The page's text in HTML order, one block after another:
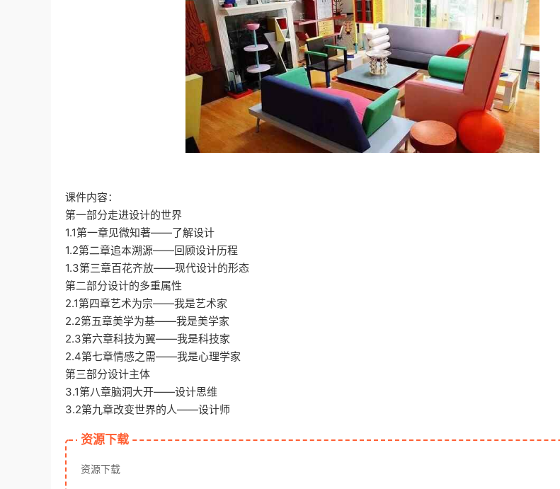
课件内容：
第一部分走进设计的世界
1.1第一章见微知著——了解设计
1.2第二章追本溯源——回顾设计历程
1.3第三章百花齐放——现代设计的形态
第二部分设计的多重属性
2.1第四章艺术为宗——我是艺术家
2.2第五章美学为基——我是美学家
2.3第六章科技为翼——我是科技家
2.4第七章情感之需——我是心理学家
第三部分设计主体
3.1第八章脑洞大开——设计思维
3.2第九章改变世界的人——设计师
资源下载
资源下载